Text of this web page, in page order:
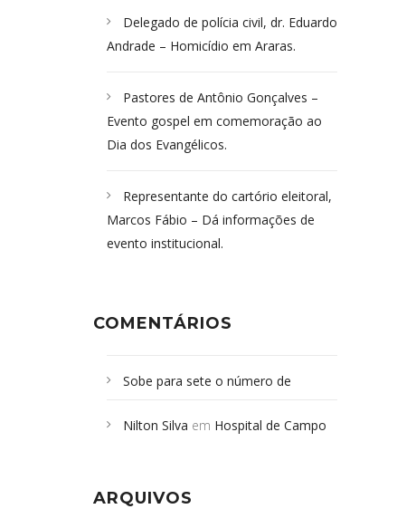
Delegado de polícia civil, dr. Eduardo
Andrade – Homicídio em Araras.
Pastores de Antônio Gonçalves –
Evento gospel em comemoração ao
Dia dos Evangélicos.
Representante do cartório eleitoral,
Marcos Fábio – Dá informações de
evento institucional.
COMENTÁRIOS
Sobe para sete o número de
desabamento em São Paulo - Revista
sepultados em SP
Nilton Silva em Hospital de Campo
ARQUIVOS